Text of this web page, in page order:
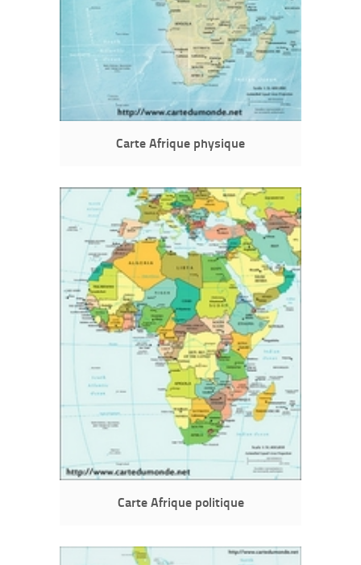
Carte Afrique physique
Carte Afrique politique